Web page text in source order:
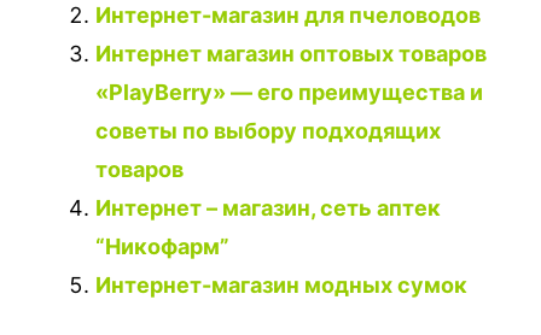
Интернет-магазин для пчеловодов
Интернет магазин оптовых товаров
«PlayBerry» — его преимущества и
советы по выбору подходящих
товаров
Интернет – магазин, сеть аптек
“Никофарм”
Интернет-магазин модных сумок